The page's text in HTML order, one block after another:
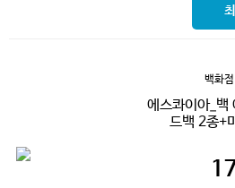
백화
에스콰이아_백
드백 2종+